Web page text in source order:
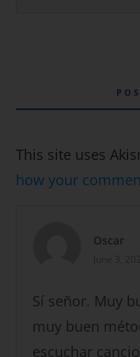
This site uses
how your
Oscar
Sí señor. Muy
muy buen
escuchar